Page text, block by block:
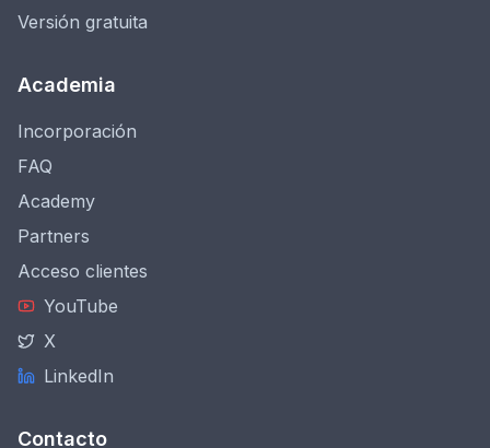
Versión gratuita
Academia
Incorporación
FAQ
Academy
Partners
Acceso clientes
YouTube
X
LinkedIn
Contacto